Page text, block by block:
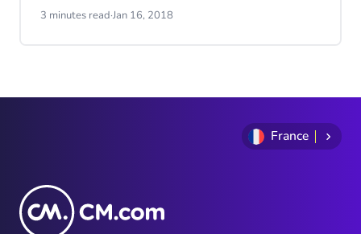
entrera en vigueur le 25 mai 2018 est
3 minutes read·Jan 16, 2018
France